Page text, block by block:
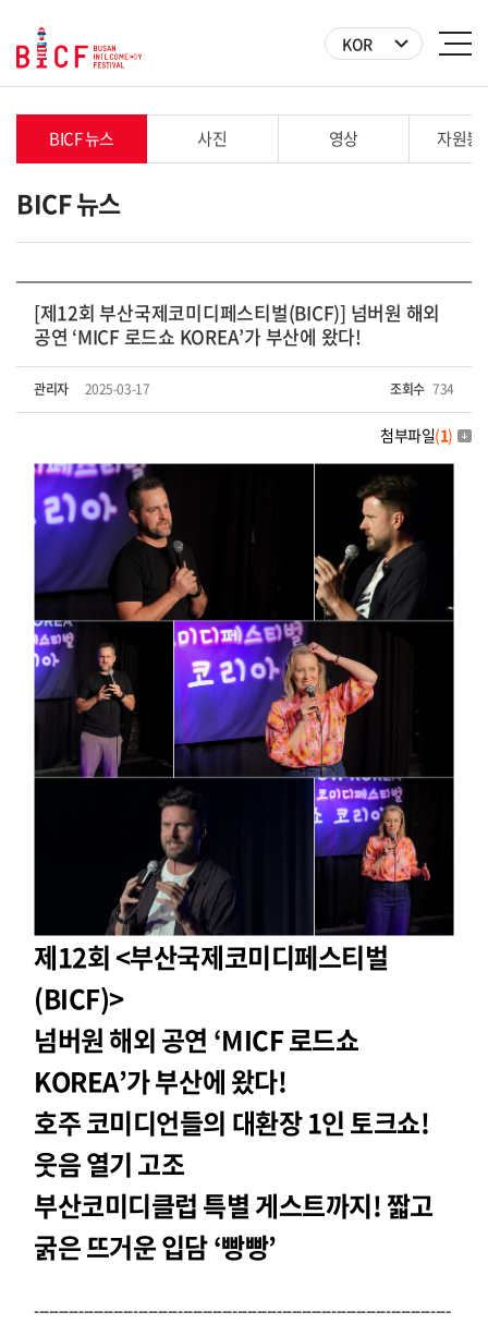
KOR
BICF 뉴스 사진 영상 자원봉
BICF 뉴스
[제12회 부산국제코미디페스티벌(BICF)] 넘버원 해외
공연 ‘MICF 로드쇼 KOREA’가 부산에 왔다!
관리자 2025-03-17 조회수 734
첨부파일(1)
제12회 <부산국제코미디페스티벌
(BICF)>
넘버원 해외 공연 ‘MICF 로드쇼
KOREA’가 부산에 왔다!
호주 코미디언들의 대환장 1인 토크쇼!
웃음 열기 고조
부산코미디클럽 특별 게스트까지! 짧고
굵은 뜨거운 입담 ‘빵빵’
------------------------------------------------------------------------------------